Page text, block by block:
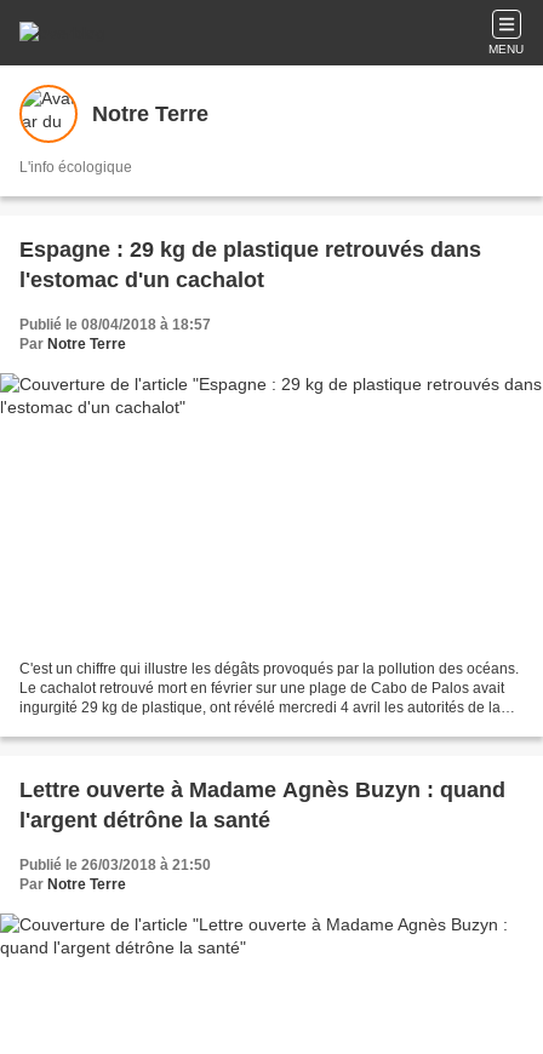
MENU
Notre Terre
L'info écologique
Espagne : 29 kg de plastique retrouvés dans
l'estomac d'un cachalot
Publié le 08/04/2018 à 18:57
Par Notre Terre
C'est un chiffre qui illustre les dégâts provoqués par la pollution des océans.
Le cachalot retrouvé mort en février sur une plage de Cabo de Palos avait
ingurgité 29 kg de plastique, ont révélé mercredi 4 avril les autorités de la
Lettre ouverte à Madame Agnès Buzyn : quand
l'argent détrône la santé
Publié le 26/03/2018 à 21:50
Par Notre Terre